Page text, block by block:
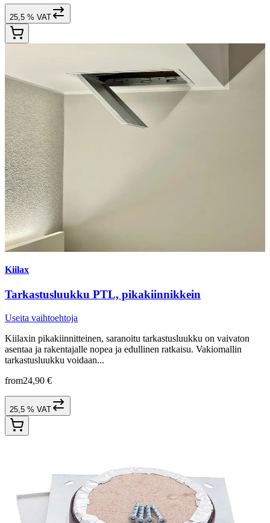
25,5 % VAT
Kiilax
Tarkastusluukku PTL, pikakiinnikkein
Useita vaihtoehtoja
Kiilaxin pikakiinnitteinen, saranoitu tarkastusluukku on vaivaton
asentaa ja rakentajalle nopea ja edullinen ratkaisu. Vakiomallin
tarkastusluukku voidaan...
from24,90 €
25,5 % VAT